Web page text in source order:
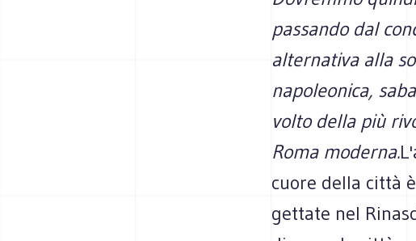
passando dal
alternativa alla
napoleonica,
volto della più
Roma moderna.
cuore della città
gettate nel